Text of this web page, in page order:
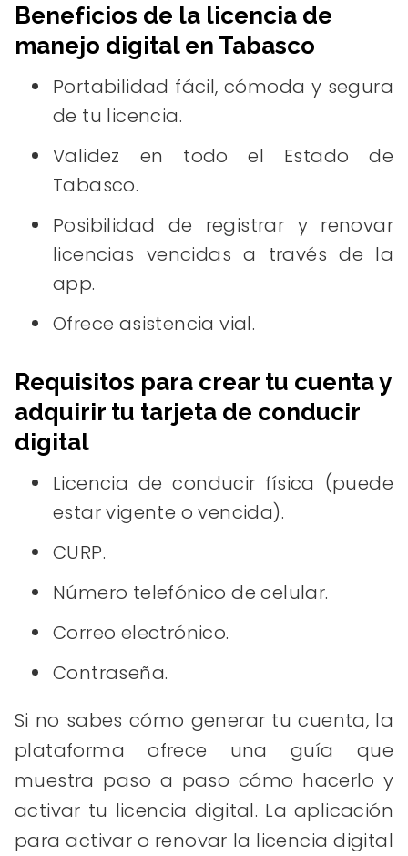
Beneficios de la licencia de
manejo digital en Tabasco
Portabilidad fácil, cómoda y segura
de tu licencia.
Validez en todo el Estado de
Tabasco.
Posibilidad de registrar y renovar
licencias vencidas a través de la
app.
Ofrece asistencia vial.
Requisitos para crear tu cuenta y
adquirir tu tarjeta de conducir
digital
Licencia de conducir física (puede
estar vigente o vencida).
CURP.
Número telefónico de celular.
Correo electrónico.
Contraseña.
Si no sabes cómo generar tu cuenta, la
plataforma ofrece una guía que
muestra paso a paso cómo hacerlo y
activar tu licencia digital. La aplicación
para activar o renovar la licencia digital